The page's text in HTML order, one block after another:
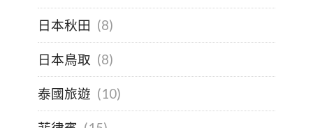
日本秋田 (8)
日本鳥取 (8)
泰國旅遊 (10)